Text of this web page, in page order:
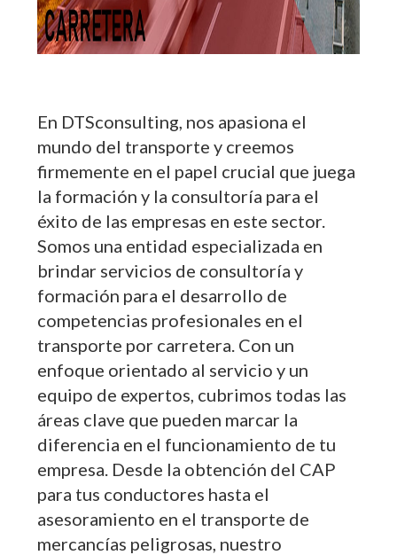
En DTSconsulting, nos apasiona el
mundo del transporte y creemos
firmemente en el papel crucial que juega
la formación y la consultoría para el
éxito de las empresas en este sector.
Somos una entidad especializada en
brindar servicios de consultoría y
formación para el desarrollo de
competencias profesionales en el
transporte por carretera. Con un
enfoque orientado al servicio y un
equipo de expertos, cubrimos todas las
áreas clave que pueden marcar la
diferencia en el funcionamiento de tu
empresa. Desde la obtención del CAP
para tus conductores hasta el
asesoramiento en el transporte de
mercancías peligrosas, nuestro